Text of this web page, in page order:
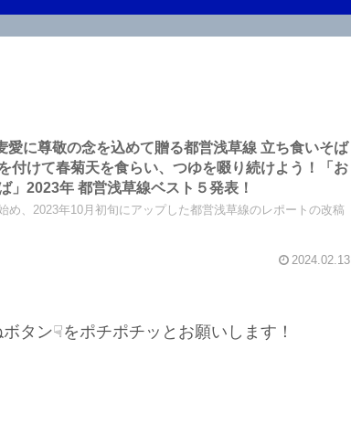
の念を込めて贈る都営浅草線 立ち食いそば
付けて春菊天を食らい、つゆを啜り続けよう！「お
」2023年 都営浅草線ベスト５発表！
め、2023年10月初旬にアップした都営浅草線のレポートの改稿
2024.02.13
タン☟をポチポチッとお願いします！